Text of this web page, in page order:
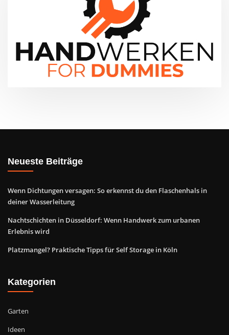
Neueste Beiträge
Wenn Dichtungen versagen: So erkennst du den Flaschenhals in
deiner Wasserleitung
Nachtschichten in Düsseldorf: Wenn Handwerk zum urbanen
Erlebnis wird
Platzmangel? Praktische Tipps für Self Storage in Köln
Kategorien
Garten
Ideen